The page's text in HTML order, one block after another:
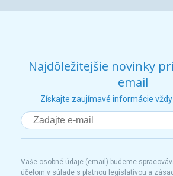
Najdôležitejšie novinky
email
Získajte zaujímavé informácie
Vaše osobné údaje (email) budeme
účelom v súlade s platnou legislatívou a